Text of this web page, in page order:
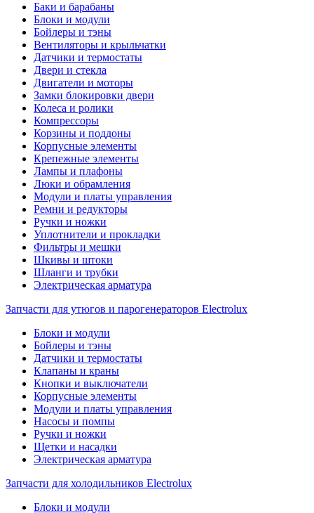
Баки и барабаны
Блоки и модули
Бойлеры и тэны
Вентиляторы и крыльчатки
Датчики и термостаты
Двери и стекла
Двигатели и моторы
Замки блокировки двери
Колеса и ролики
Компрессоры
Корзины и поддоны
Корпусные элементы
Крепежные элементы
Лампы и плафоны
Люки и обрамления
Модули и платы управления
Ремни и редукторы
Ручки и ножки
Уплотнители и прокладки
Фильтры и мешки
Шкивы и штоки
Шланги и трубки
Электрическая арматура
Запчасти для утюгов и парогенераторов Electrolux
Блоки и модули
Бойлеры и тэны
Датчики и термостаты
Клапаны и краны
Кнопки и выключатели
Корпусные элементы
Модули и платы управления
Насосы и помпы
Ручки и ножки
Щетки и насадки
Электрическая арматура
Запчасти для холодильников Electrolux
Блоки и модули